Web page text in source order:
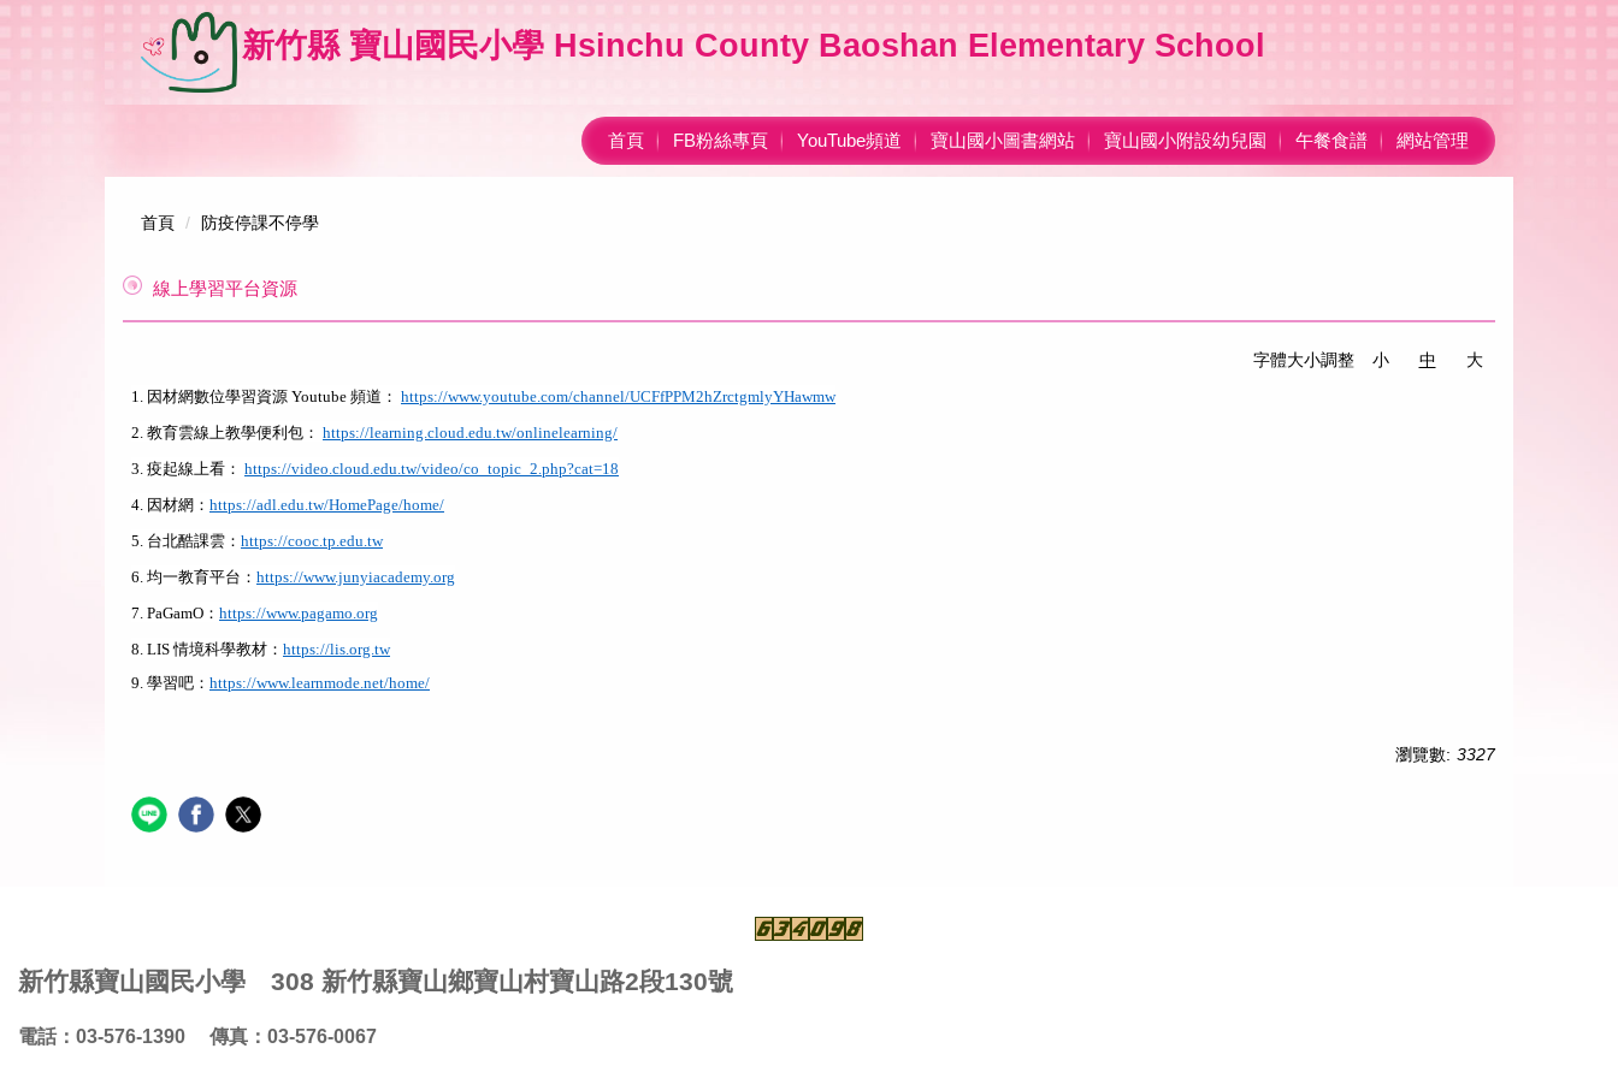
新竹縣 寶山國民小學 Hsinchu County Baoshan Elementary School
首頁 FB粉絲專頁 YouTube頻道 寶山國小圖書網站 寶山國小附設幼兒園 午餐食譜 網站管理
首頁 防疫停課不停學
線上學習平台資源
字體大小調整 小 中 大
1. 因材網數位學習資源 Youtube 頻道： https://www.youtube.com/channel/UCFfPPM2hZrctgmlyYHawmw
2. 教育雲線上教學便利包： https://learning.cloud.edu.tw/onlinelearning/
3. 疫起線上看： https://video.cloud.edu.tw/video/co_topic_2.php?cat=18
4. 因材網： https://adl.edu.tw/HomePage/home/
5. 台北酷課雲： https://cooc.tp.edu.tw
6. 均一教育平台： https://www.junyiacademy.org
7. PaGamO ： https://www.pagamo.org
8. LIS情境科學教材： https://lis.org.tw
9. 學習吧： https://www.learnmode.net/home/
瀏覽數: 3327
新竹縣寶山國民小學 308 新竹縣寶山鄉寶山村寶山路2段130號
電話：03-576-1390 傳真：03-576-0067